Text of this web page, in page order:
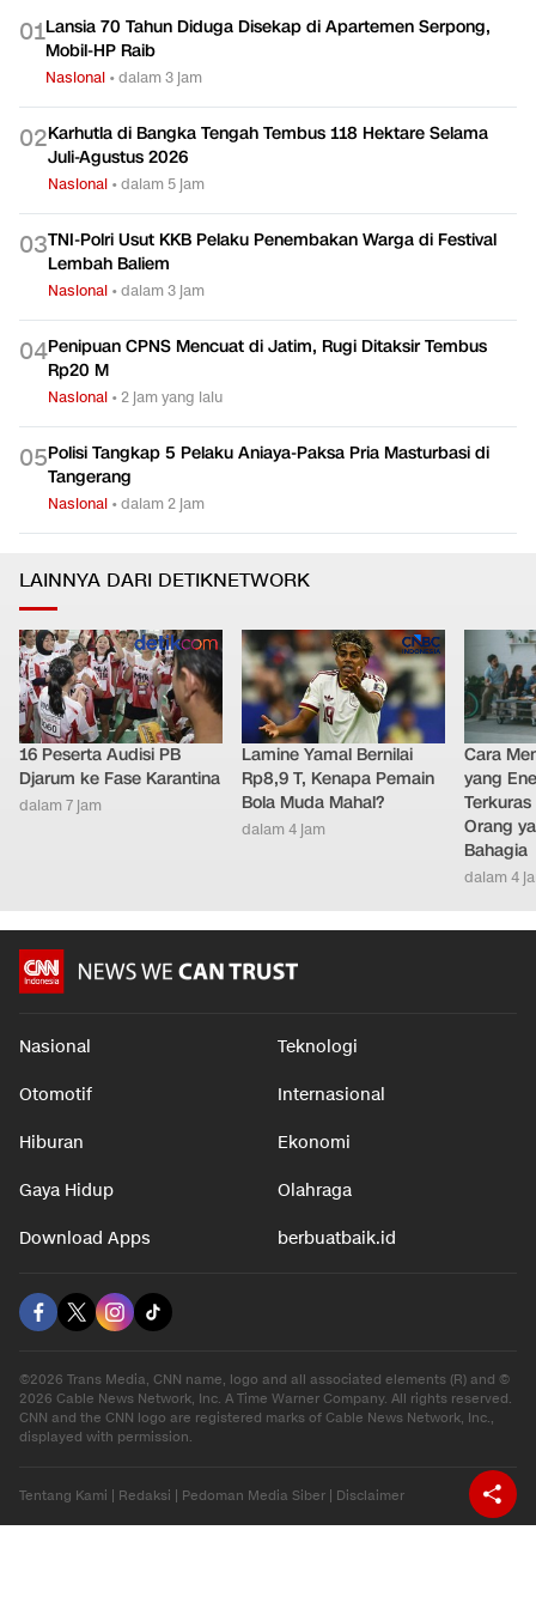
01Lansia 70 Tahun Diduga Disekap di Apartemen Serpong,
Mobil-HP Raib
Nasional •dalam 3 jam
02Karhutla di Bangka Tengah Tembus 118 Hektare Selama
Juli-Agustus 2026
Nasional •dalam 5 jam
03TNI-Polri Usut KKB Pelaku Penembakan Warga di Festival
Lembah Baliem
Nasional •dalam 3 jam
04Penipuan CPNS Mencuat di Jatim, Rugi Ditaksir Tembus
Rp20 M
Nasional •2 jam yang lalu
05Polisi Tangkap 5 Pelaku Aniaya-Paksa Pria Masturbasi di
Tangerang
Nasional •dalam 2 jam
LAINNYA DARI DETIKNETWORK
16 Peserta Audisi PB
Djarum ke Fase Karantina
dalam 7 jam
Lamine Yamal Bernilai
Rp8,9 T, Kenapa Pemain
Bola Muda Mahal?
dalam 4 jam
Cara
yang
Orang
Bahagia
dalam 4
Nasional Teknologi
Otomotif Internasional
Hiburan Ekonomi
Gaya Hidup Olahraga
Download Apps berbuatbaik.id
©2026 Trans Media, CNN name, logo and all associated elements (R) and ©
2026 Cable News Network, Inc. A Time Warner Company. All rights reserved.
CNN and the CNN logo are registered marks of Cable News Network, Inc.,
displayed with permission.
Tentang Kami Redaksi Pedoman Media Siber Disclaimer